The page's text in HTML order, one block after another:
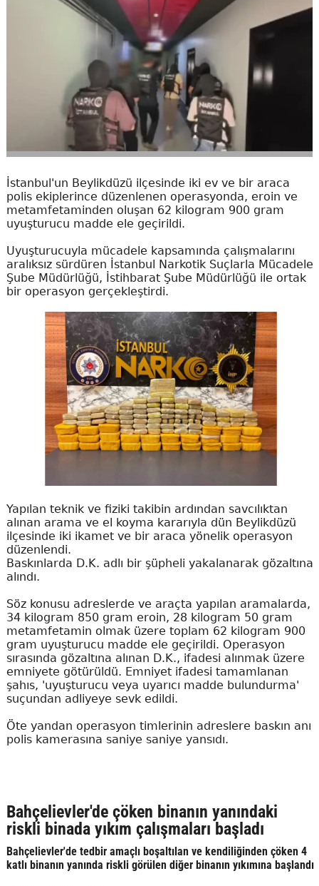
İstanbul'un Beylikdüzü ilçesinde iki ev ve bir araca
polis ekiplerince düzenlenen operasyonda, eroin ve
metamfetaminden oluşan 62 kilogram 900 gram
uyuşturucu madde ele geçirildi.
Uyuşturucuyla mücadele kapsamında çalışmalarını
aralıksız sürdüren İstanbul Narkotik Suçlarla Mücadele
Şube Müdürlüğü, İstihbarat Şube Müdürlüğü ile ortak
bir operasyon gerçekleştirdi.
Yapılan teknik ve fiziki takibin ardından savcılıktan
alınan arama ve el koyma kararıyla dün Beylikdüzü
ilçesinde iki ikamet ve bir araca yönelik operasyon
düzenlendi.
Baskınlarda D.K. adlı bir şüpheli yakalanarak gözaltına
alındı.
Söz konusu adreslerde ve araçta yapılan aramalarda,
34 kilogram 850 gram eroin, 28 kilogram 50 gram
metamfetamin olmak üzere toplam 62 kilogram 900
gram uyuşturucu madde ele geçirildi. Operasyon
sırasında gözaltına alınan D.K., ifadesi alınmak üzere
emniyete götürüldü. Emniyet ifadesi tamamlanan
şahıs, 'uyuşturucu veya uyarıcı madde bulundurma'
suçundan adliyeye sevk edildi.
Öte yandan operasyon timlerinin adreslere baskın anı
polis kamerasına saniye saniye yansıdı.
Bahçelievler'de çöken binanın yanındaki
riskli binada yıkım çalışmaları başladı
Bahçelievler'de tedbir amaçlı boşaltılan ve kendiliğinden çöken 4
katlı binanın yanında riskli görülen diğer binanın yıkımına başlandı